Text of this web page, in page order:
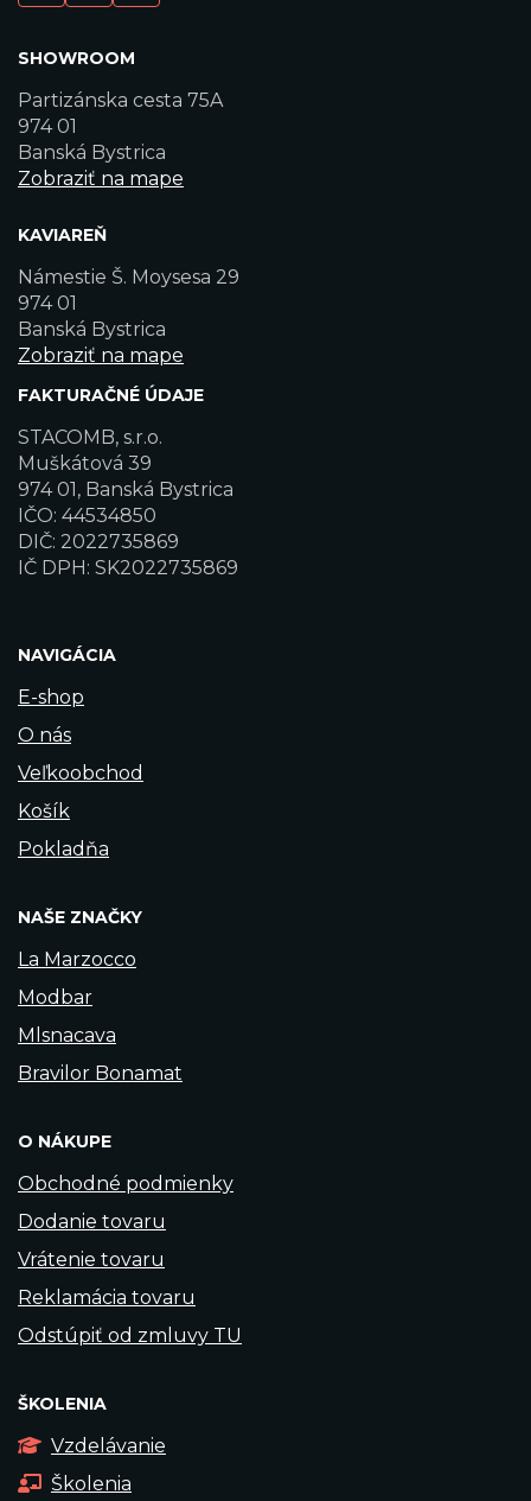
SHOWROOM
Partizánska cesta 75A
974 01
Banská Bystrica
Zobraziť na mape
KAVIAREŇ
Námestie Š. Moysesa 29
974 01
Banská Bystrica
Zobraziť na mape
FAKTURAČNÉ ÚDAJE
STACOMB, s.r.o.
Muškátová 39
974 01, Banská Bystrica
IČO: 44534850
DIČ: 2022735869
IČ DPH: SK2022735869
NAVIGÁCIA
E-shop
O nás
Veľkoobchod
Košík
Pokladňa
NAŠE ZNAČKY
La Marzocco
Modbar
Mlsnacava
Bravilor Bonamat
O NÁKUPE
Obchodné podmienky
Dodanie tovaru
Vrátenie tovaru
Reklamácia tovaru
Odstúpiť od zmluvy TU
ŠKOLENIA
Vzdelávanie
Školenia